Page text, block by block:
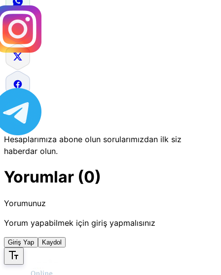
Hesaplarımıza abone olun sorularımızdan ilk siz
haberdar olun.
Yorumlar (0)
Yorumunuz
Yorum yapabilmek için giriş yapmalısınız
Giriş Yap Kaydol